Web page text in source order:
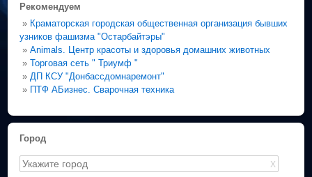
Рекомендуем
» Краматорская городская общественная организация бывших
узников фашизма "Остарбайтэры"
»Animals. Центр красоты и здоровья домашних животных
»Торговая сеть " Триумф "
» ДП КСУ "Донбассдомнаремонт"
» ПТФ АБизнес. Сварочная техника
Город
X